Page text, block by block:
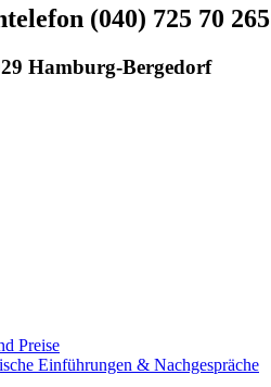
(040) 725 70 265
Hamburg-Bergedorf
Preise
Einführungen & Nachgespräche